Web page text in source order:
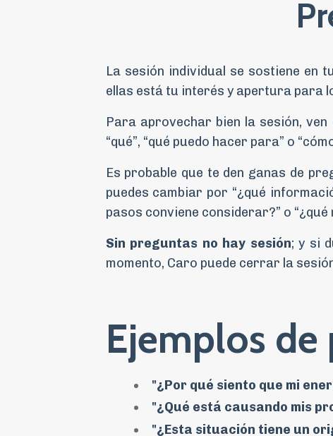
La sesión individual se sostiene en
ellas está tu interés y apertura para
Para aprovechar bien la sesión,
“qué”, “qué puedo hacer para” o
Es probable que te den ganas de
puedes cambiar por “¿qué
pasos conviene considerar?” o
Sin preguntas no hay sesión; y si
momento, Caro puede cerrar la
Ejemplos de
"¿Por qué siento que mi
"¿Qué está causando mis
"¿Esta situación tiene un